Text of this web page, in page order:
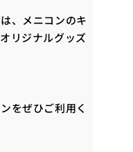
、メニコンのキ
リジナルグッズ
をぜひご利用く